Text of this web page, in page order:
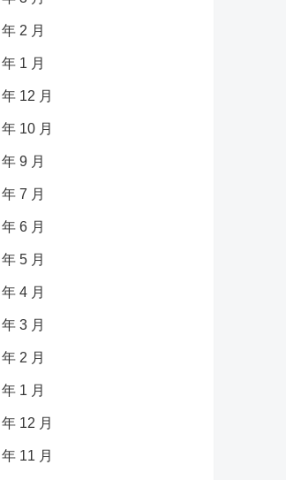
2 月
1 月
12 月
10 月
9 月
7 月
6 月
5 月
4 月
3 月
2 月
1 月
12 月
11 月